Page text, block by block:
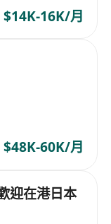
$14K-16K/月
$48K-60K/月
迎在港日本